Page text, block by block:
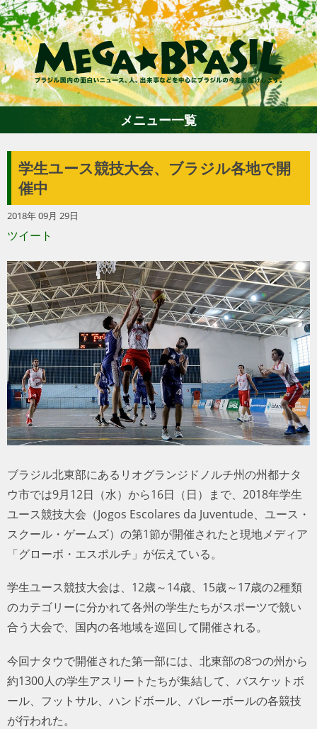
エンターテイメント
グルメ
トラベル
サッカー
PEOPLE
ビジネス
コラム
メニュー一覧
学生ユース競技大会、ブラジル各地で開
催中
2018年 09月 29日
ツイート
ブラジル北東部にあるリオグランジドノルチ州の州都ナタ
ウ市では9月12日（水）から16日（日）まで、2018年学生
ユース競技大会（Jogos Escolares da Juventude、ユース・
スクール・ゲームズ）の第1節が開催されたと現地メディア
「グローボ・エスポルチ」が伝えている。
学生ユース競技大会は、12歳～14歳、15歳～17歳の2種類
のカテゴリーに分かれて各州の学生たちがスポーツで競い
合う大会で、国内の各地域を巡回して開催される。
今回ナタウで開催された第一部には、北東部の8つの州から
約1300人の学生アスリートたちが集結して、バスケットボ
ール、フットサル、ハンドボール、バレーボールの各競技
が行われた。